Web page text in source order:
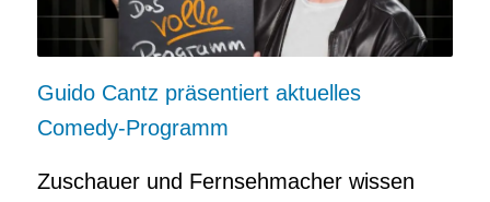
Guido Cantz präsentiert aktuelles
Comedy-Programm
Zuschauer und Fernsehmacher wissen